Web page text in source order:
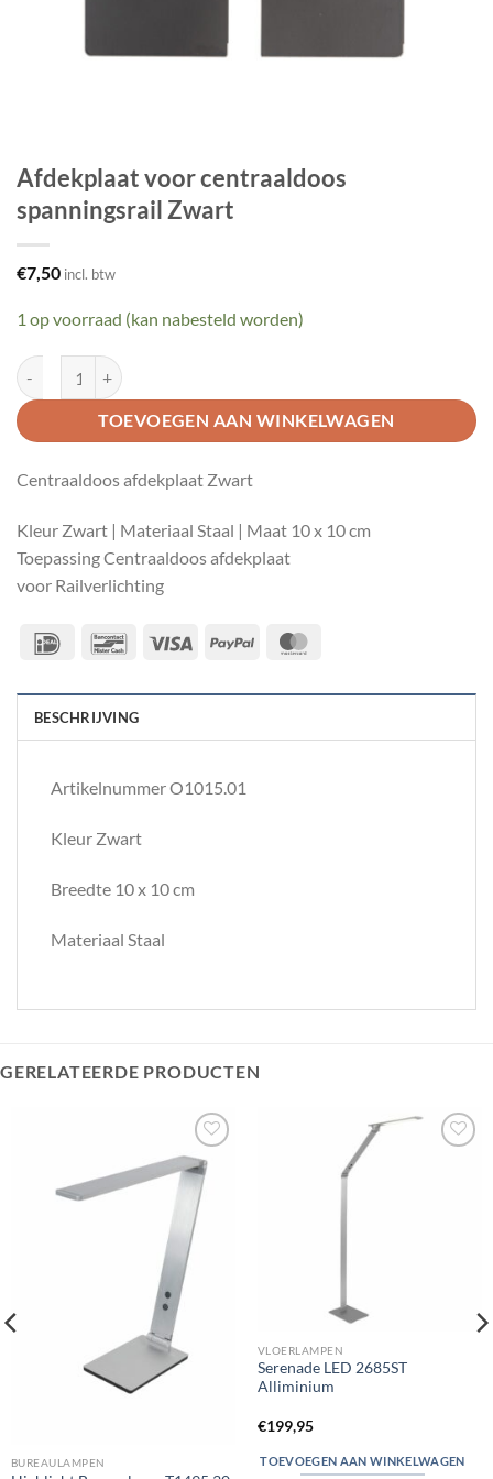
Afdekplaat voor centraaldoos
spanningsrail Zwart
€7,50 incl. btw
1 op voorraad (kan nabesteld worden)
Afdekplaat voor centraaldoos spanningsrail Zwart aantal
TOEVOEGEN AAN WINKELWAGEN
Centraaldoos afdekplaat Zwart
Kleur Zwart | Materiaal Staal | Maat 10 x 10 cm
Toepassing Centraaldoos afdekplaat
voor Railverlichting
IDeal Bancontact
Visa PayPal
BESCHRIJVING
Artikelnummer O1015.01
Kleur Zwart
Breedte 10 x 10 cm
Materiaal Staal
GERELATEERDE PRODUCTEN
Toevoegen
aan
verlanglijst
BUREAULAMPEN
VLOERLAMPEN
Serenade LED 2685ST
Alliminium
€199,95
TOEVOEGEN AAN WINKELWAGEN